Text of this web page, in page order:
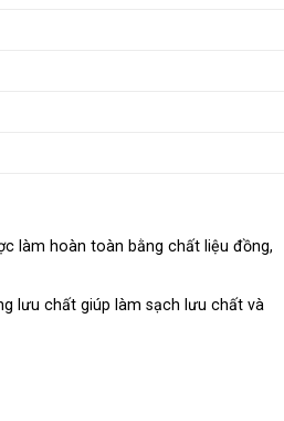
làm hoàn toàn bằng chất liệu đồng,
lưu chất giúp làm sạch lưu chất và